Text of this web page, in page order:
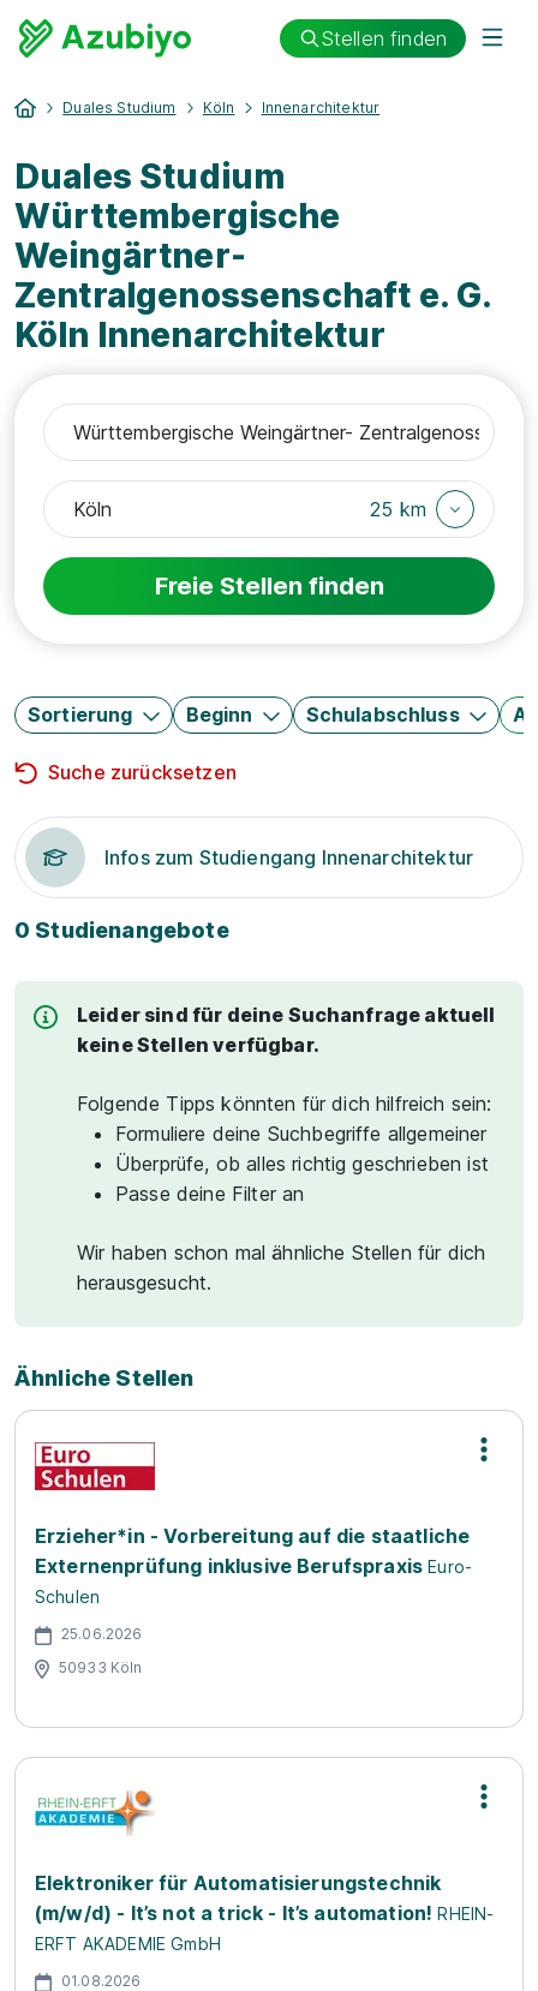
Stellen finden
Duales Studium Köln Innenarchitektur
Duales Studium
Württembergische
Weingärtner-
Zentralgenossenschaft e. G.
Köln Innenarchitektur
25 km
Freie Stellen finden
Sortierung Beginn Schulabschluss
Suche zurücksetzen
Infos zum Studiengang Innenarchitektur
0 Studienangebote
Leider sind für deine Suchanfrage aktuell
keine Stellen verfügbar.
Folgende Tipps könnten für dich hilfreich sein:
Formuliere deine Suchbegriffe allgemeiner
Überprüfe, ob alles richtig geschrieben ist
Passe deine Filter an
Wir haben schon mal ähnliche Stellen für dich
herausgesucht.
Ähnliche Stellen
Erzieher*in - Vorbereitung auf die staatliche
Externenprüfung inklusive Berufspraxis Euro-
Schulen
25.06.2026
50933 Köln
Elektroniker für Automatisierungstechnik
(m/w/d) - It’s not a trick - It’s automation! RHEIN-
ERFT AKADEMIE GmbH
01.08.2026